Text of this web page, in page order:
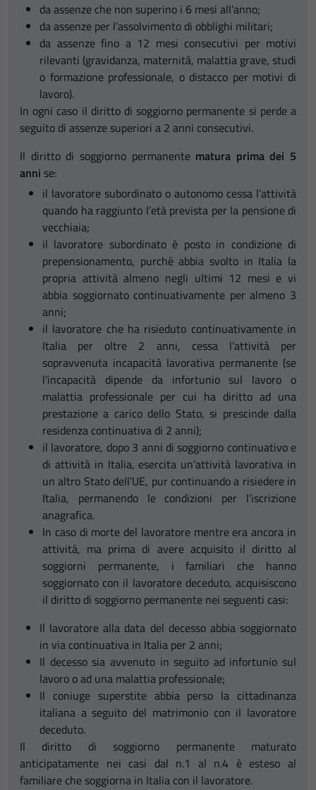
da assenze che non superino i 6 mesi all’anno;
da assenze per l’assolvimento di obblighi militari;
da assenze fino a 12 mesi consecutivi per motivi
rilevanti (gravidanza, maternità, malattia grave, studi
o formazione professionale, o distacco per motivi di
lavoro).
In ogni caso il diritto di soggiorno permanente si perde a
seguito di assenze superiori a 2 anni consecutivi.
Il diritto di soggiorno permanente matura prima dei 5
anni se:
il lavoratore subordinato o autonomo cessa l’attività
quando ha raggiunto l’età prevista per la pensione di
vecchiaia;
il lavoratore subordinato è posto in condizione di
prepensionamento, purchè abbia svolto in Italia la
propria attività almeno negli ultimi 12 mesi e vi
abbia soggiornato continuativamente per almeno 3
anni;
il lavoratore che ha risieduto continuativamente in
Italia per oltre 2 anni, cessa l’attività per
sopravvenuta incapacità lavorativa permanente (se
l’incapacità dipende da infortunio sul lavoro o
malattia professionale per cui ha diritto ad una
prestazione a carico dello Stato, si prescinde dalla
residenza continuativa di 2 anni);
il lavoratore, dopo 3 anni di soggiorno continuativo e
di attività in Italia, esercita un’attività lavorativa in
un altro Stato dell’UE, pur continuando a risiedere in
Italia, permanendo le condizioni per l’iscrizione
anagrafica.
In caso di morte del lavoratore mentre era ancora in
attività, ma prima di avere acquisito il diritto al
soggiorni permanente, i familiari che hanno
soggiornato con il lavoratore deceduto, acquisiscono
il diritto di soggiorno permanente nei seguenti casi:
Il lavoratore alla data del decesso abbia soggiornato
in via continuativa in Italia per 2 anni;
Il decesso sia avvenuto in seguito ad infortunio sul
lavoro o ad una malattia professionale;
Il coniuge superstite abbia perso la cittadinanza
italiana a seguito del matrimonio con il lavoratore
deceduto.
Il diritto di soggiorno permanente maturato
anticipatamente nei casi dal n.1 al n.4 è esteso al
familiare che soggiorna in Italia con il lavoratore.